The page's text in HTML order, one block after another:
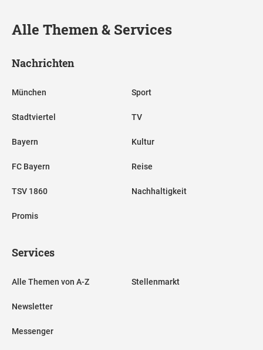
Alle Themen & Services
Nachrichten
München
Stadtviertel
Bayern
FC Bayern
TSV 1860
Promis
Sport
TV
Kultur
Reise
Nachhaltigkeit
Services
Alle Themen von A-Z
Newsletter
Messenger
Stellenmarkt